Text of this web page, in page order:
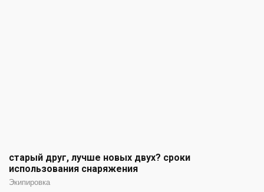
старый друг, лучше новых двух? сроки
использования снаряжения
Экипировка